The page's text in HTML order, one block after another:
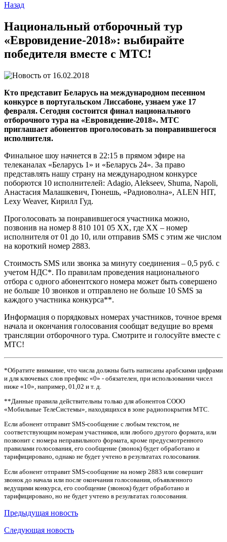
Назад
Национальный отборочный тур
«Евровидение-2018»: выбирайте
победителя вместе с МТС!
16.02.2018
Кто представит Беларусь на международном песенном
конкурсе в португальском Лиссабоне, узнаем уже 17
февраля. Сегодня состоится финал национального
отборочного тура на «Евровидение-2018». МТС
приглашает абонентов проголосовать за понравившегося
исполнителя.
Финальное шоу начнется в 22:15 в прямом эфире на
телеканалах «Беларусь 1» и «Беларусь 24». За право
представлять нашу страну на международном конкурсе
поборются 10 исполнителей: Adagio, Alekseev, Shuma, Napoli,
Анастасия Малашкевич, Гюнешь, «Радиоволна», ALEN HIT,
Lexy Weaver, Кирилл Гуд.
Проголосовать за понравившегося участника можно,
позвонив на номер 8 810 101 05 XX, где XX – номер
исполнителя от 01 до 10, или отправив SMS с этим же числом
на короткий номер 2883.
Стоимость SMS или звонка за минуту соединения – 0,5 руб. с
учетом НДС*. По правилам проведения национального
отбора с одного абонентского номера может быть совершено
не больше 10 звонков и отправлено не больше 10 SMS за
каждого участника конкурса**.
Информация о порядковых номерах участников, точное время
начала и окончания голосования сообщат ведущие во время
трансляции отборочного тура. Смотрите и голосуйте вместе с
МТС!
*Обратите внимание, что числа должны быть написаны арабскими цифрами
и для ключевых слов префикс «0» - обязателен, при использовании чисел
ниже «10», например, 01,02 и т. д.
**Данные правила действительны только для абонентов СООО
«Мобильные ТелеСистемы», находящихся в зоне радиопокрытия МТС.
Если абонент отправит SMS-сообщение с любым текстом, не
соответствующим номерам участников, или любого другого формата, или
позвонит с номера неправильного формата, кроме предусмотренного
правилами голосования, его сообщение (звонок) будет обработано и
тарифицировано, однако не будет учтено в результатах голосования.
Если абонент отправит SMS-сообщение на номер 2883 или совершит
звонок до начала или после окончания голосования, объявленного
ведущими конкурса, его сообщение (звонок) будет обработано и
тарифицировано, но не будет учтено в результатах голосования.
Предыдущая новость
Следующая новость